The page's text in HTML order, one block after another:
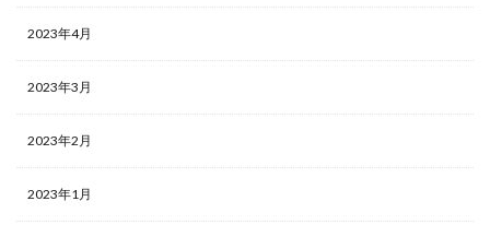
2023年4月
2023年3月
2023年2月
2023年1月